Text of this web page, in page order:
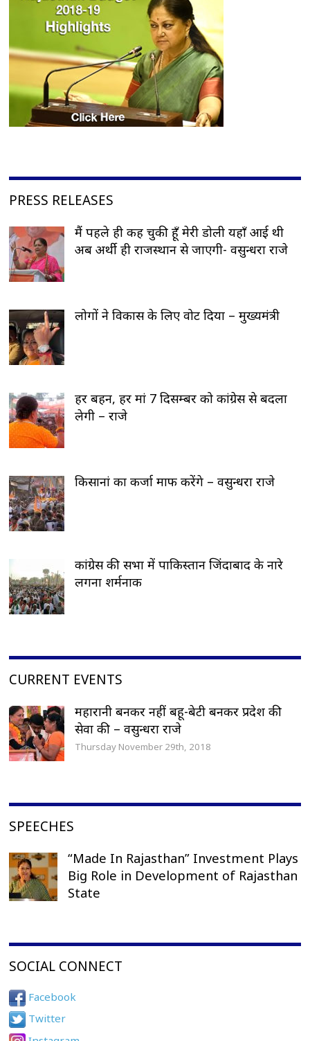
PRESS RELEASES
मैं पहले ही कह चुकी हूँ मेरी डोली यहाँ आई थी
अब अर्थी ही राजस्थान से जाएगी- वसुन्धरा राजे
लोगों ने विकास के लिए वोट दिया – मुख्यमंत्री
हर बहन, हर मां 7 दिसम्बर को कांग्रेस से बदला
लेगी – राजे
किसानां का कर्जा माफ करेंगे – वसुन्धरा राजे
कांग्रेस की सभा में पाकिस्तान जिंदाबाद के नारे
लगना शर्मनाक
CURRENT EVENTS
महारानी बनकर नहीं बहू-बेटी बनकर प्रदेश की
सेवा की – वसुन्धरा राजे
Thursday November 29th, 2018
SPEECHES
“Made In Rajasthan” Investment Plays
Big Role in Development of Rajasthan
State
SOCIAL CONNECT
Facebook
Twitter